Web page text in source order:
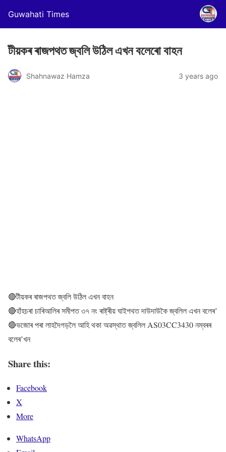
Guwahati Times
টীয়কৰ ৰাজপথত জ্বলি উঠিল এখন বলেৰো বাহন
Shahnawaz Hamza 3 years ago
🔴টীয়কৰ ৰাজপথত জ্বলি উঠিল এখন বাহন
🔴হাঁহচৰা চাৰিআলিৰ সমীপত ৩৭ নং ৰাষ্ট্ৰীয় ঘাইপথত দাউদাউকৈ জ্বলিল এখন বলেৰ’
🔴ভজোৰ পৰা লাহদৈগড়লৈ আহি থকা অৱস্থাত জ্বলিল AS03CC3430 নম্বৰৰ
বলেৰ’খন
Share this:
Facebook
X
More
WhatsApp